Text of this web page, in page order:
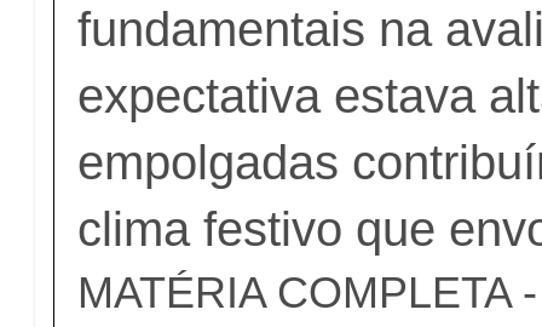
fundamentais na
expectativa estava
empolgadas
clima festivo que
MATÉRIA COMPLETA